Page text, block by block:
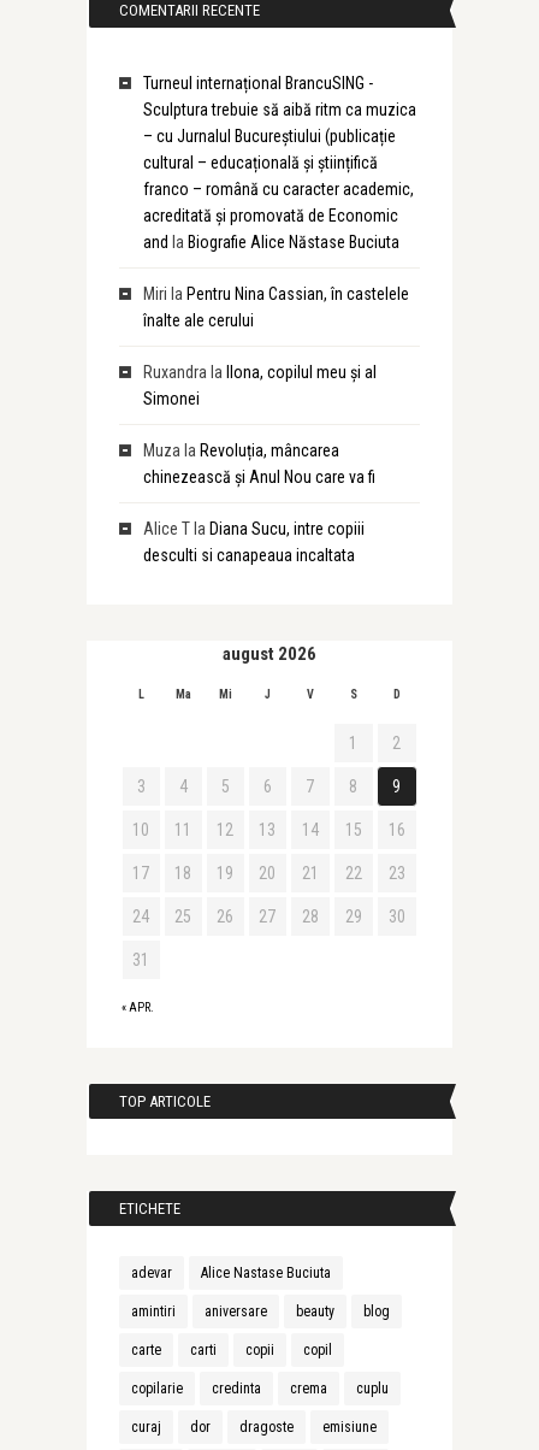
COMENTARII RECENTE
Turneul internațional BrancuSING -
Sculptura trebuie să aibă ritm ca muzica
– cu Jurnalul Bucureștiului (publicație
cultural – educațională și științifică
franco – română cu caracter academic,
acreditată și promovată de Economic
and la Biografie Alice Năstase Buciuta
Miri la Pentru Nina Cassian, în castelele
înalte ale cerului
Ruxandra la
Ilona, copilul meu și al
Simonei
Muza la Revoluția, mâncarea
chinezească și Anul Nou care va fi
Alice Tla Diana Sucu, intre copiii
desculti si canapeaua incaltata
august 2026
L Ma Mi J V S D
« APR.
1 2
3 4 5 6 7 8 9
10 11 12 13 14 15 16
17 18 19 20 21 22 23
24 25 26 27 28 29 30
31
TOP ARTICOLE
ETICHETE
adevar Alice Nastase Buciuta
amintiri aniversare beauty blog
carte carti copii copil
copilarie credinta crema cuplu
curaj dor dragoste emisiune